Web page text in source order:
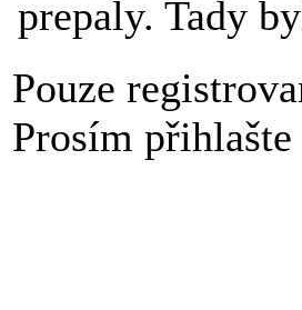
prepaly. Tady
Pouze
Prosím přihlašte